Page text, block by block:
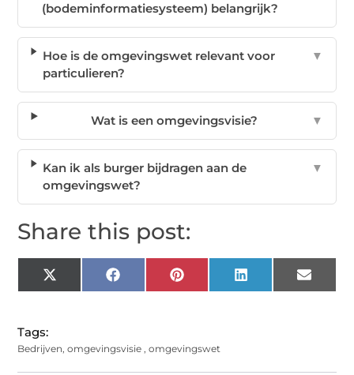
(bodeminformatiesysteem) belangrijk?
Hoe is de omgevingswet relevant voor
particulieren?
▼
Wat is een omgevingsvisie? ▼
Kan ik als burger bijdragen aan de
omgevingswet?
▼
Share this post:
X
(Twitter)
Facebook Pinterest LinkedIn Email
Tags:
Bedrijven,omgevingsvisie ,omgevingswet